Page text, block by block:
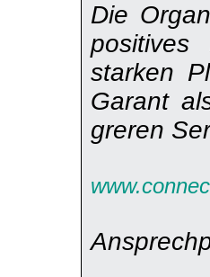
Die
starken
Garant
greren